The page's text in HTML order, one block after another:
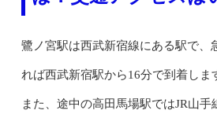
鷺ノ宮駅は西武新宿線にある駅で、
れば西武新宿駅から16分で到着しま
また、途中の高田馬場駅ではJR山手